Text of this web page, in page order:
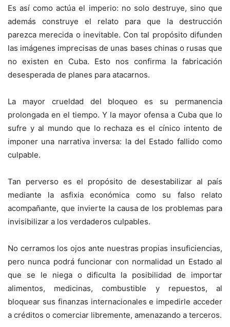
Es así como actúa el imperio: no solo destruye, sino que
además construye el relato para que la destrucción
parezca merecida o inevitable. Con tal propósito difunden
las imágenes imprecisas de unas bases chinas o rusas que
no existen en Cuba. Esto nos confirma la fabricación
desesperada de planes para atacarnos.
La mayor crueldad del bloqueo es su permanencia
prolongada en el tiempo. Y la mayor ofensa a Cuba que lo
sufre y al mundo que lo rechaza es el cínico intento de
imponer una narrativa inversa: la del Estado fallido como
culpable.
Tan perverso es el propósito de desestabilizar al país
mediante la asfixia económica como su falso relato
acompañante, que invierte la causa de los problemas para
invisibilizar a los verdaderos culpables.
No cerramos los ojos ante nuestras propias insuficiencias,
pero nunca podrá funcionar con normalidad un Estado al
que se le niega o dificulta la posibilidad de importar
alimentos, medicinas, combustible y repuestos, al
bloquear sus finanzas internacionales e impedirle acceder
a créditos o comerciar libremente, amenazando a terceros.